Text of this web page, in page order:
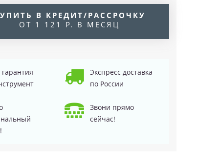
В КРЕДИТ/РАССРОЧКУ
ОТ 1 121 Р. В МЕСЯЦ
гарантия
Экспресс доставка
по России
Звони прямо
сейчас!